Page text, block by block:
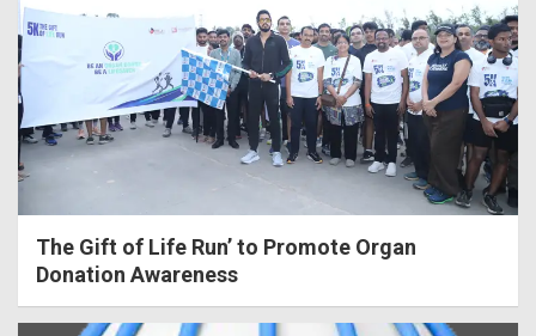
The Gift of Life Run’ to Promote Organ
Donation Awareness